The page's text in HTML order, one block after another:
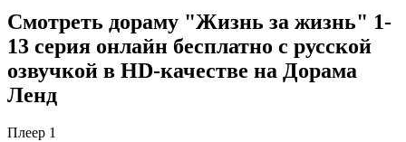
Смотреть дораму "Жизнь за жизнь" 1-
13 серия онлайн бесплатно с русской
озвучкой в HD-качестве на Дорама
Ленд
Плеер 1